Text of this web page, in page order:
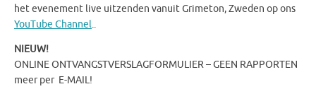
het evenement live uitzenden vanuit Grimeton, Zweden op ons
YouTube Channel..
NIEUW!
ONLINE ONTVANGSTVERSLAGFORMULIER – GEEN RAPPORTEN
meer per E-MAIL!